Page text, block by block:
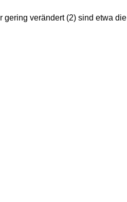
gering verändert (2) sind etwa die